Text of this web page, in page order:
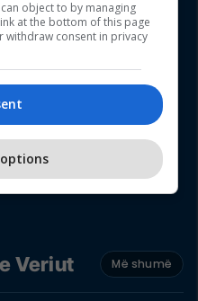
Veriut Më shumë
object to by managing
at the bottom of this page
withdraw consent in privacy